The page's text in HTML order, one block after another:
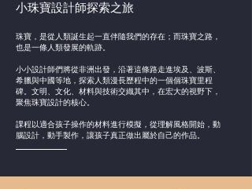
小珠寶設計師探索之旅
珠寶，是從人類誕生起一直伴隨我們的存在；而珠寶之路，
也是一條人類發展的軌跡。
小小設計師們將從非洲出發，沿著這條路走進埃及、波斯、
希臘與中國等地，探索人類漫長歷程中的一個個珠寶里程
碑。文明、文化、材料與技術交織其中，在宏大的視野下，
聚焦珠寶設計的核心。
課程以適合孩子操作的材料進行模擬，從理解風格開始，動
腦設計，動手製作，讓孩子真正做出屬於自己的作品。